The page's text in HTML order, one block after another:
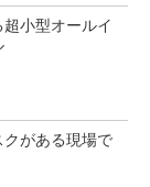
小型オールイ
がある現場で